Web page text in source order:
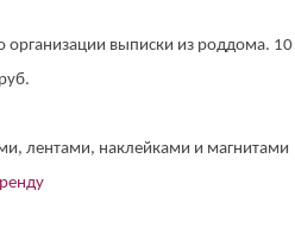
организации выписки из роддома. 10
лентами, наклейками и магнитами